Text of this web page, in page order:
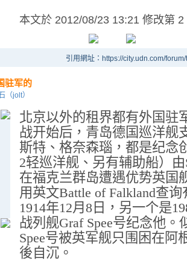
本文於 2012/08/23 13:21 修改第 2
引用網址：https://city.udn.com/
驻军的
（jolt）
北京以外的租界都有外国驻
战开始后，青岛德国巡洋舰
斯特、格奈森瑙，都是纪念
2轻巡洋舰、另有辅助船）由
在福克兰群岛遭遇优势英国
用英文Battle of Falkland查询
1914年12月 8 日，另一个是
战列舰Graf Spee号纪念他。
Spee号被英军舰只围困在阿
後自沉。